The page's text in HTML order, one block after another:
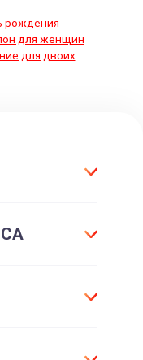
рождения
для женщин
для двоих